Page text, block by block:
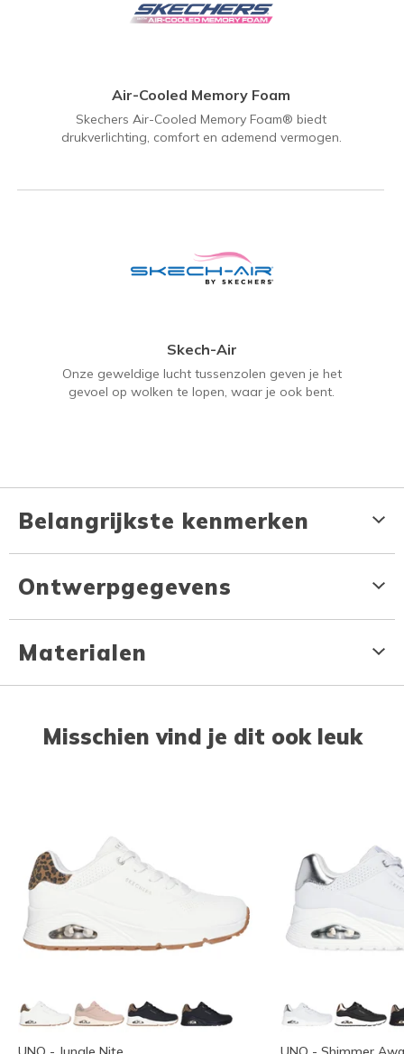
Air-Cooled Memory Foam
Skechers Air-Cooled Memory Foam® biedt
drukverlichting, comfort en ademend vermogen.
Skech-Air
Onze geweldige lucht tussenzolen geven je het
gevoel op wolken te lopen, waar je ook bent.
Belangrijkste kenmerken
Ontwerpgegevens
Materialen
Misschien vind je dit ook leuk